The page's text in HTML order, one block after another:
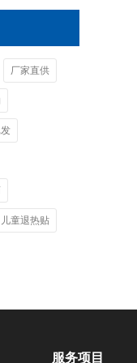
厂家直供
儿童退热贴
服务项目